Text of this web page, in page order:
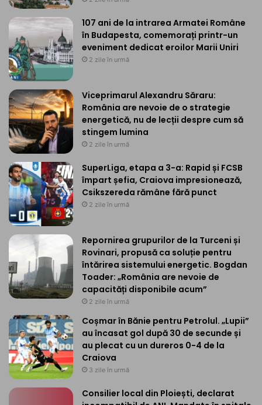
107 ani de la intrarea Armatei Române
în Budapesta, comemorați printr-un
eveniment dedicat eroilor Marii Uniri
2 zile în urmă
Viceprimarul Alexandru Săraru:
România are nevoie de o strategie
energetică, nu de lecții despre cum să
stingem lumina
2 zile în urmă
SuperLiga, etapa a 3-a: Rapid și FCSB
împart șefia, Craiova impresionează,
Csikszereda rămâne fără punct
2 zile în urmă
Repornirea grupurilor de la Turceni și
Rovinari, propusă ca soluție pentru
întărirea sistemului energetic. Bogdan
Toader: „România are nevoie de
capacități disponibile acum”
2 zile în urmă
Coșmar în Bănie pentru Petrolul. „Lupii”
au încasat gol după 30 de secunde și
au plecat cu un dureros 0-4 de la
Craiova
3 zile în urmă
Consilier local din Ploiești, declarat